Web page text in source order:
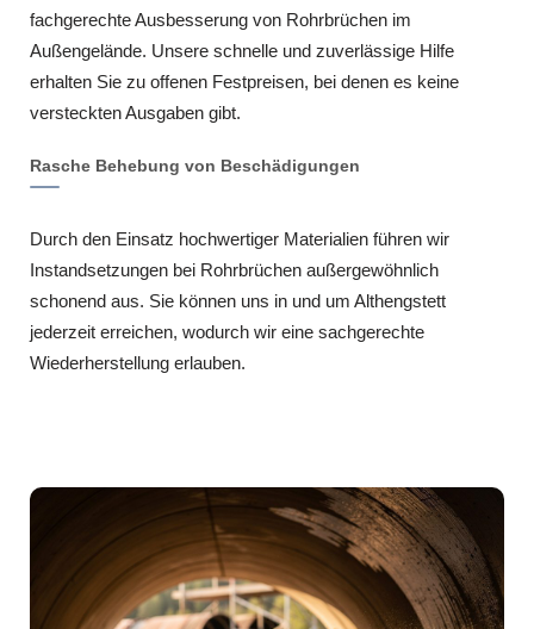
fachgerechte Ausbesserung von Rohrbrüchen im
Außengelände. Unsere schnelle und zuverlässige Hilfe
erhalten Sie zu offenen Festpreisen, bei denen es keine
versteckten Ausgaben gibt.
Rasche Behebung von Beschädigungen
Durch den Einsatz hochwertiger Materialien führen wir
Instandsetzungen bei Rohrbrüchen außergewöhnlich
schonend aus. Sie können uns in und um Althengstett
jederzeit erreichen, wodurch wir eine sachgerechte
Wiederherstellung erlauben.